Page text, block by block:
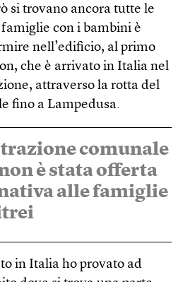
si trovano ancora tutte le
famiglie con i bambini è
nell’edificio, al primo
che è arrivato in Italia nel
attraverso la rotta del
fino a Lampedusa.
comunale
è stata offerta
alle famiglie
in Italia ho provato ad